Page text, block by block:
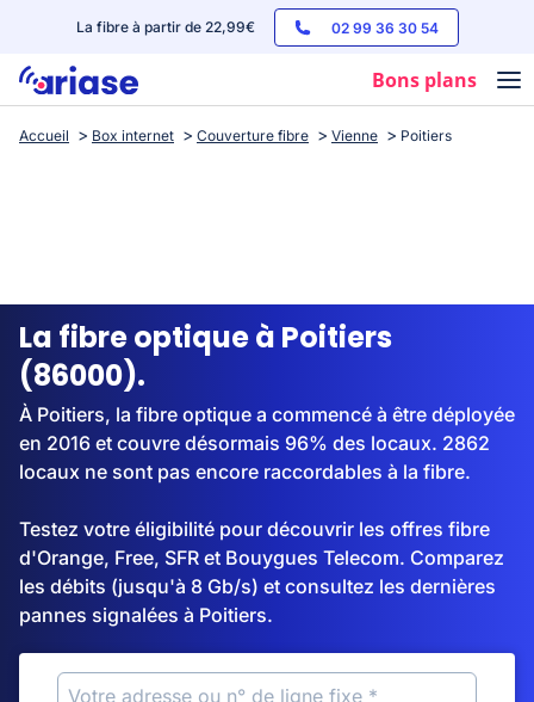
La fibre à partir de 22,99€ 02 99 36 30 54
Bons plans
Box internet
Streaming
Accueil Box internet Couverture fibre Vienne Poitiers
La fibre optique à Poitiers
(86000).
À Poitiers, la fibre optique a commencé à être déployée
en 2016 et couvre désormais 96% des locaux. 2862
locaux ne sont pas encore raccordables à la fibre.
Testez votre éligibilité pour découvrir les offres fibre
d'Orange, Free, SFR et Bouygues Telecom. Comparez
les débits (jusqu'à 8 Gb/s) et consultez les dernières
pannes signalées à Poitiers.